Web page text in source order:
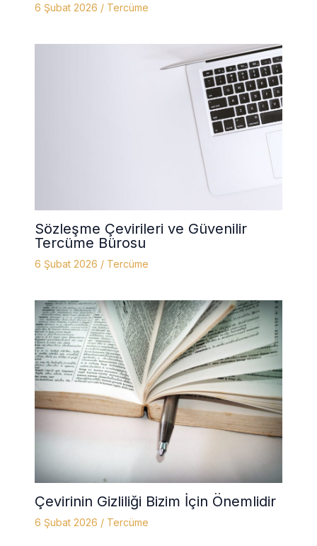
6 Şubat 2026 / Tercüme
Sözleşme Çevirileri ve Güvenilir
Tercüme Bürosu
6 Şubat 2026 / Tercüme
Çevirinin Gizliliği Bizim İçin Önemlidir
6 Şubat 2026 / Tercüme